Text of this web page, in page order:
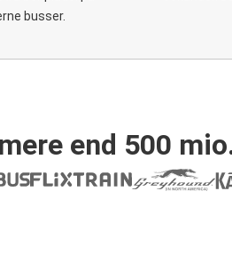
busser.
end 500